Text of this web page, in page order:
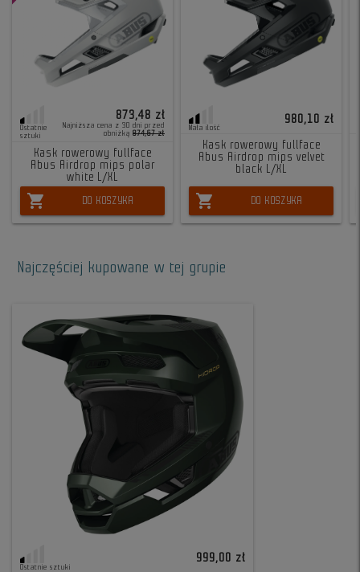
Ostatnie
sztuki
Najniższa cena z 30 dni przed
obniżką 874,67 zł
873,48 zł
Kask rowerowy fullface
Abus Airdrop mips polar
white L/XL
shopping_cart DO KOSZYKA
Mała ilość
980,10 zł
Kask rowerowy fullface
Abus Airdrop mips velvet
black L/XL
shopping_cart DO KOSZYKA
Najczęściej kupowane w tej grupie
Ostatnie sztuki
999,00 zł